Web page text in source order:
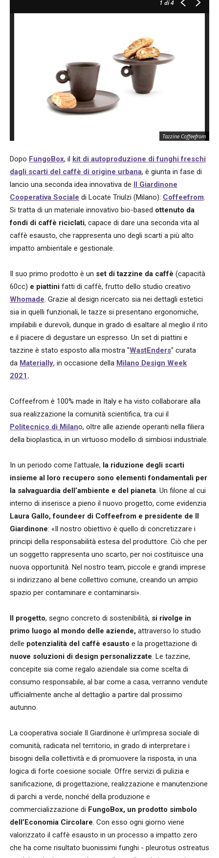
1 di 4
Tazzine Coffeefrom
Dopo FungoBox, il kit di autoproduzione di funghi freschi
dagli scarti del caffè di origine urbana, è giunta in fase di
lancio una seconda idea innovativa de Il Giardinone
Cooperativa Sociale di Locate Triulzi (Milano): Coffeefrom.
Si tratta di un materiale innovativo bio-based ottenuto da
fondi di caffè riciclati, capace di dare una seconda vita al
caffè esausto, che rappresenta uno degli scarti a più alto
impatto ambientale e gestionale.
Il suo primo prodotto è un set di tazzine da caffè (capacità
60cc) e piattini fatti di caffè, frutto dello studio creativo
Whomade. Grazie al design ricercato sia nei dettagli estetici
sia in quelli funzionali, le tazze si presentano ergonomiche,
impilabili e durevoli, dunque in grado di esaltare al meglio il rito
e il piacere di degustare un espresso. Un set di piattini e
tazzine è stato esposto alla mostra "WastEnders" curata
da Materially, in occasione della Milano Design Week
2021 .
Coffeefrom è 100% made in Italy e ha visto collaborare alla
sua realizzazione la comunità scientifica, tra cui il
Politecnico di Milano, oltre alle aziende operanti nella filiera
della bioplastica, in un virtuoso modello di simbiosi industriale.
In un periodo come l’attuale, la riduzione degli scarti
insieme al loro recupero sono elementi fondamentali per
la salvaguardia dell’ambiente e del pianeta. Un filone al cui
interno di inserisce a pieno il nuovo progetto, come evidenzia
Laura Gallo, foundeer di Coffeefrom e presidente de Il
Giardinone: «Il nostro obiettivo è quello di concretizzare i
principi della responsabilità estesa del produttore. Ciò che per
un soggetto rappresenta uno scarto, per noi costituisce una
nuova opportunità. Nel nostro team, piccole e grandi imprese
si indirizzano al bene collettivo comune, creando un ampio
spazio per contaminare e contaminarsi».
Il progetto, segno concreto di sostenibilità, si rivolge in
primo luogo al mondo delle aziende, attraverso lo studio
delle potenzialità del caffè esausto e la progettazione di
nuove soluzioni di design personalizzate. Le tazzine,
concepite sia come regalo aziendale sia come scelta di
consumo responsabile, al bar come a casa, verranno vendute
ufficialmente anche al dettaglio a partire dal prossimo
autunno.
La cooperativa sociale Il Giardinone è un’impresa sociale di
comunità, radicata nel territorio, in grado di interpretare i
bisogni della collettività e di promuovere la risposta, in una
logica di forte coesione sociale. Offre servizi di pulizia e
sanificazione, di progettazione, realizzazione e manutenzione
di parchi a verde, nonché della produzione e
commercializzazione di FungoBox, un prodotto simbolo
dell’Economia Circolare. Con esso ogni giorno viene
valorizzato il caffè esausto in un processo a impatto zero
che ha come risultato buonissimi funghi - pleurotus ostreatus